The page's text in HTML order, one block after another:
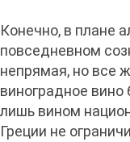
Конечно, в плане
повседневном
непрямая, но все
виноградное
лишь вином
Греции не